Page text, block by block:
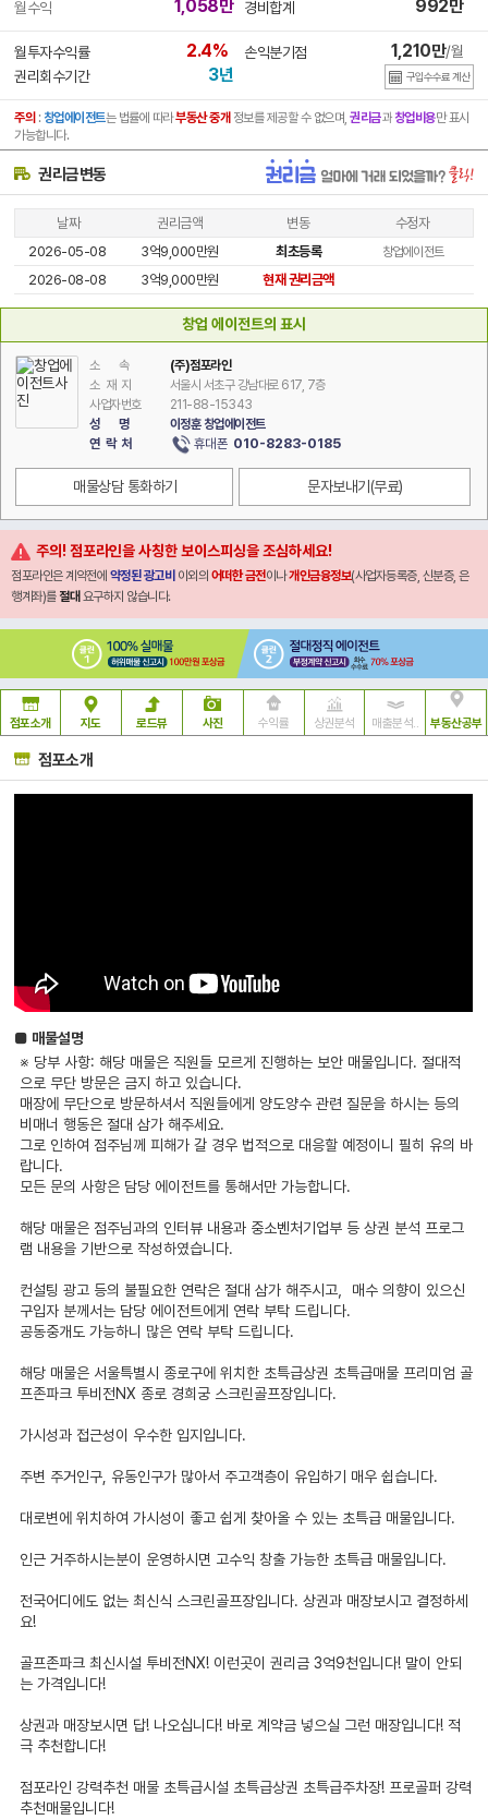
월수익 1,058만 경비합계 992만
월투자수익률 2.4% 손익분기점 1,210만/월
권리회수기간
3년 구입수수료 계산
주의 : 창업에이전트는 법률에 따라부동산 중개 정보를 제공할 수 없으며,권리금과창업비용만 표시
가능합니다.
권리금변동
날짜 권리금액 변동
수정자
2026-05-08
3억9,000만원 최초등록 창업에이전트
2026-08-08 3억9,000만원 현재 권리금액
창업 에이전트의 표시
소 속
(주)점포라인
소 재 지
서울시 서초구 강남대로 617, 7층
사업자번호
211-88-15343
성 명
이정훈 창업에이전트
연 락 처
휴대폰 010-8283-0185
매물상담 통화하기 문자보내기 (무료)
주의! 점포라인을 사칭한 보이스피싱을 조심하세요!
점포라인은 계약전에 약정된 광고비이외의 어떠한 금전이나개인금융정보(사업자등록증, 신분증, 은
행계좌)를 절대요구하지 않습니다.
점포소개 지도 로드뷰 사진 수익률 상권분석 매출분석.. 부동산공부
점포소개
■ 매물설명
※ 당부 사항: 해당 매물은 직원들 모르게 진행하는 보안 매물입니다. 절대적
으로 무단 방문은 금지 하고 있습니다.
매장에 무단으로 방문하셔서 직원들에게 양도양수 관련 질문을 하시는 등의
비매너 행동은 절대 삼가 해주세요.
그로 인하여 점주님께 피해가 갈 경우 법적으로 대응할 예정이니 필히 유의 바
랍니다.
모든 문의 사항은 담당 에이전트를 통해서만 가능합니다.
해당 매물은 점주님과의 인터뷰 내용과 중소벤처기업부 등 상권 분석 프로그
램 내용을 기반으로 작성하였습니다.
컨설팅 광고 등의 불필요한 연락은 절대 삼가 해주시고，매수 의향이 있으신
구입자 분께서는 담당 에이전트에게 연락 부탁 드립니다.
공동중개도 가능하니 많은 연락 부탁 드립니다.
해당 매물은 서울특별시 종로구에 위치한 초특급상권 초특급매물 프리미엄 골
프존파크 투비전NX 종로 경희궁 스크린골프장입니다.
가시성과 접근성이 우수한 입지입니다.
주변 주거인구, 유동인구가 많아서 주고객층이 유입하기 매우 쉽습니다.
대로변에 위치하여 가시성이 좋고 쉽게 찾아올 수 있는 초특급 매물입니다.
인근 거주하시는분이 운영하시면 고수익 창출 가능한 초특급 매물입니다.
전국어디에도 없는 최신식 스크린골프장입니다. 상권과 매장보시고 결정하세
요!
골프존파크 최신시설 투비전NX! 이런곳이 권리금 3억9천입니다! 말이 안되
는 가격입니다!
상권과 매장보시면 답! 나오십니다! 바로 계약금 넣으실 그런 매장입니다! 적
극 추천합니다!
점포라인 강력추천 매물 초특급시설 초특급상권 초특급주차장! 프로골퍼 강력
추천매물입니다!